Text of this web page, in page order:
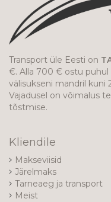
Transport üle Eesti on
€. Alla 700 € ostu puhul
välisukseni mandril kuni
Vajadusel on võimalus
tõstmise.
Kliendile
Makseviisid
Järelmaks
Tarneaeg ja transport
Meist